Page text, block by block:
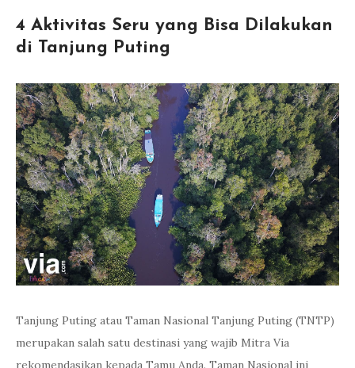
4 Aktivitas Seru yang Bisa Dilakukan
di Tanjung Puting
Tanjung Puting atau Taman Nasional Tanjung Puting (TNTP)
merupakan salah satu destinasi yang wajib Mitra Via
rekomendasikan kepada Tamu Anda. Taman Nasional ini